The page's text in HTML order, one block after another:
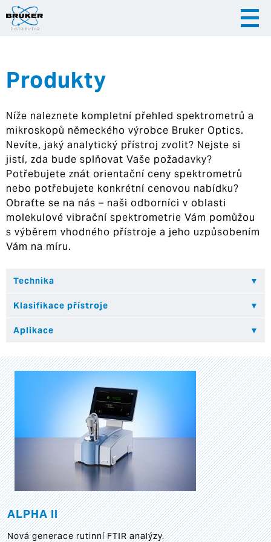
|
Hrvatska
Produkty
Níže naleznete kompletní přehled spektrometrů a
mikroskopů německého výrobce Bruker Optics.
Nevíte, jaký analytický přístroj zvolit? Nejste si
jistí, zda bude splňovat Vaše požadavky?
Potřebujete znát orientační ceny spektrometrů
nebo potřebujete konkrétní cenovou nabídku?
Obraťte se na nás – naši odborníci v oblasti
molekulové vibrační spektrometrie Vám pomůžou
s výběrem vhodného přístroje a jeho uzpůsobením
Vám na míru.
ALPHA II
Nová generace rutinní FTIR analýzy.